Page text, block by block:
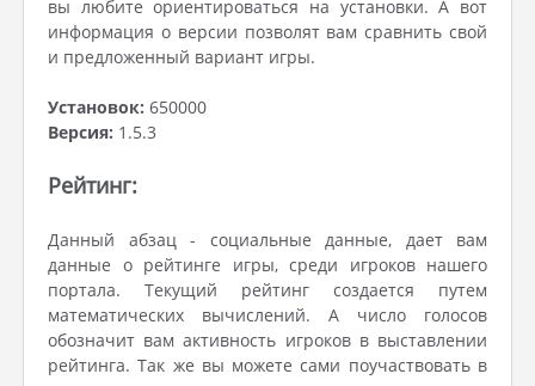
вы любите ориентироваться на установки. А вот
информация о версии позволят вам сравнить свой
и предложенный вариант игры.
Установок: 650000
Версия: 1.5.3
Рейтинг:
Данный абзац - социальные данные, дает вам
данные о рейтинге игры, среди игроков нашего
портала. Текущий рейтинг создается путем
математических вычислений. А число голосов
обозначит вам активность игроков в выставлении
рейтинга. Так же вы можете сами поучаствовать в